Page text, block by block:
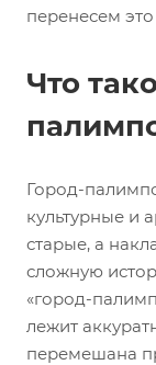
перенесем
Что
Город-
культурные и
старые, а
сложную
«город-
лежит
перемешана